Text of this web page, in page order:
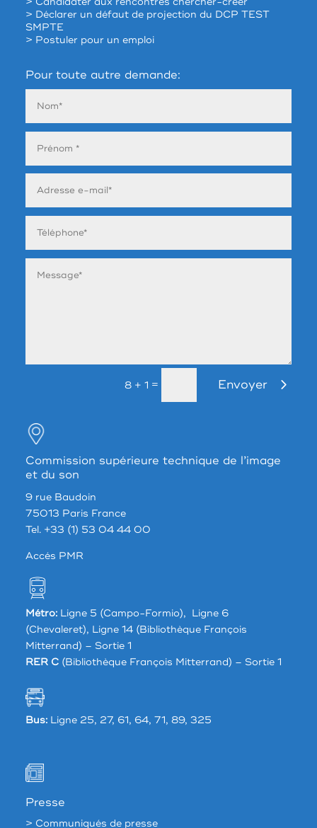
> Déclarer un défaut de projection du DCP TEST
SMPTE
> Postuler pour un emploi
Pour toute autre demande:
8 + 1 = Envoyer
Commission supérieure technique de l’image
et du son
9 rue Baudoin
75013 Paris France
Tel. +33 (1) 53 04 44 00
Accés PMR
Métro:Ligne 5 (Campo-Formio), Ligne 6
(Chevaleret), Ligne 14 (Bibliothèque François
Mitterrand) – Sortie 1
RER C(Bibliothèque François Mitterrand) – Sortie 1
Bus:Ligne 25, 27, 61, 64, 71, 89, 325
Presse
> Communiqués de presse